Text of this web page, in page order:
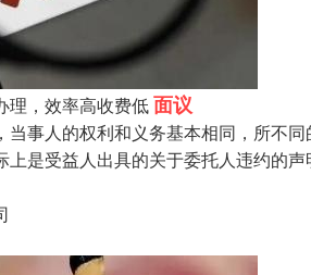
理，效率高收费低面议
当事人的权利和义务基本相同，所不
上是受益人出具的关于委托人违约的